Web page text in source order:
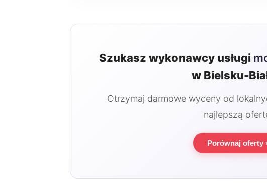
Szukasz wykonawcy usługi
w Bielsku-
Otrzymaj darmowe wyceny od
najlepszą
Porównaj oferty